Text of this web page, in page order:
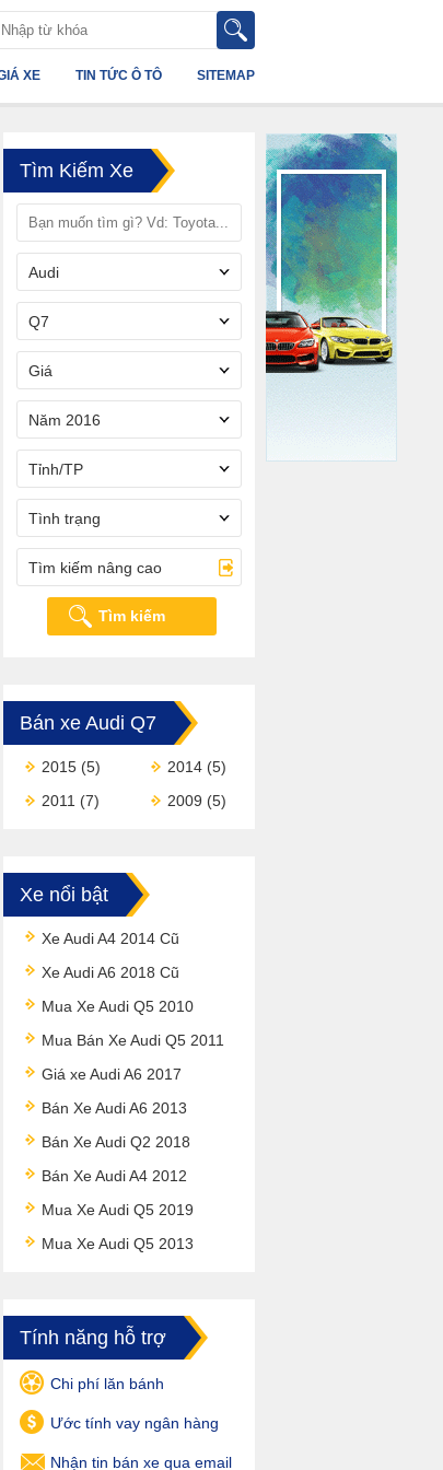
SITEMAP
TIN TỨC Ô TÔ
XE
Tìm Kiếm Xe
Audi
Q7
Giá
Năm 2016
Tỉnh/TP
Tình trạng
Tìm kiếm nâng cao
Tìm kiếm
Bán xe Audi Q7
2015 (5) 2014 (5)
2011 (7) 2009 (5)
Xe nổi bật
Xe Audi A4 2014 Cũ
Xe Audi A6 2018 Cũ
Mua Xe Audi Q5 2010
Mua Bán Xe Audi Q5 2011
Giá xe Audi A6 2017
Bán Xe Audi A6 2013
Bán Xe Audi Q2 2018
Bán Xe Audi A4 2012
Mua Xe Audi Q5 2019
Mua Xe Audi Q5 2013
Tính năng hỗ trợ
Chi phí lăn bánh
Ước tính vay ngân hàng
Nhận tin bán xe qua email